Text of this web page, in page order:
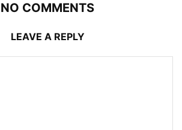
NO COMMENTS
LEAVE A REPLY